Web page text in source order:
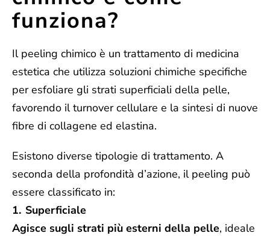
funziona?
Il peeling chimico è un trattamento di medicina
estetica che utilizza soluzioni chimiche specifiche
per esfoliare gli strati superficiali della pelle,
favorendo il turnover cellulare e la sintesi di nuove
fibre di collagene ed elastina.
Esistono diverse tipologie di trattamento. A
seconda della profondità d’azione, il peeling può
essere classificato in:
Superficiale
Agisce sugli strati più esterni della pelle, ideale